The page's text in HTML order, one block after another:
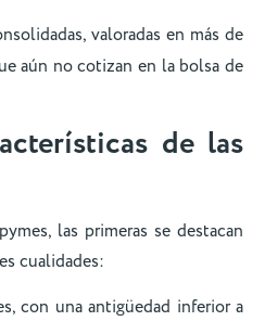
valoradas en más de
aún no cotizan en la bolsa de
de las
las primeras se destacan
cualidades:
con una antigüedad inferior a